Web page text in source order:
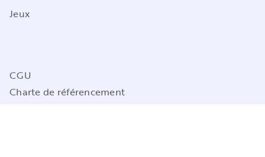
Jeux
CGU
Charte de référencement